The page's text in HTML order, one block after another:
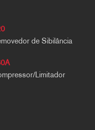
de Sibilância
Limitador